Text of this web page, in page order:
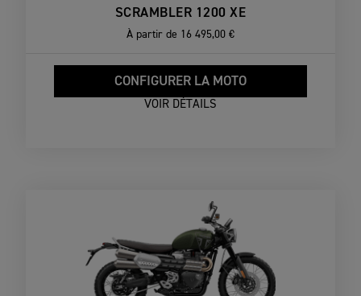
SCRAMBLER 1200 XE
À partir de 16 495,00 €
CONFIGURER LA MOTO
VOIR DÉTAILS